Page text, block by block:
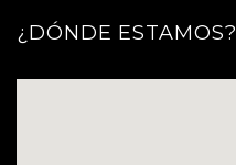
¿DÓNDE ESTAMOS?